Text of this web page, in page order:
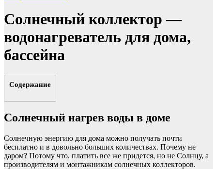
Солнечный коллектор —
водонагреватель для дома,
бассейна
Содержание
Солнечный нагрев воды в доме
Солнечную энергию для дома можно получать почти
бесплатно и в довольно больших количествах. Почему не
даром? Потому что, платить все же придется, но не Cолнцу, а
производителям и монтажникам солнечных коллекторов.